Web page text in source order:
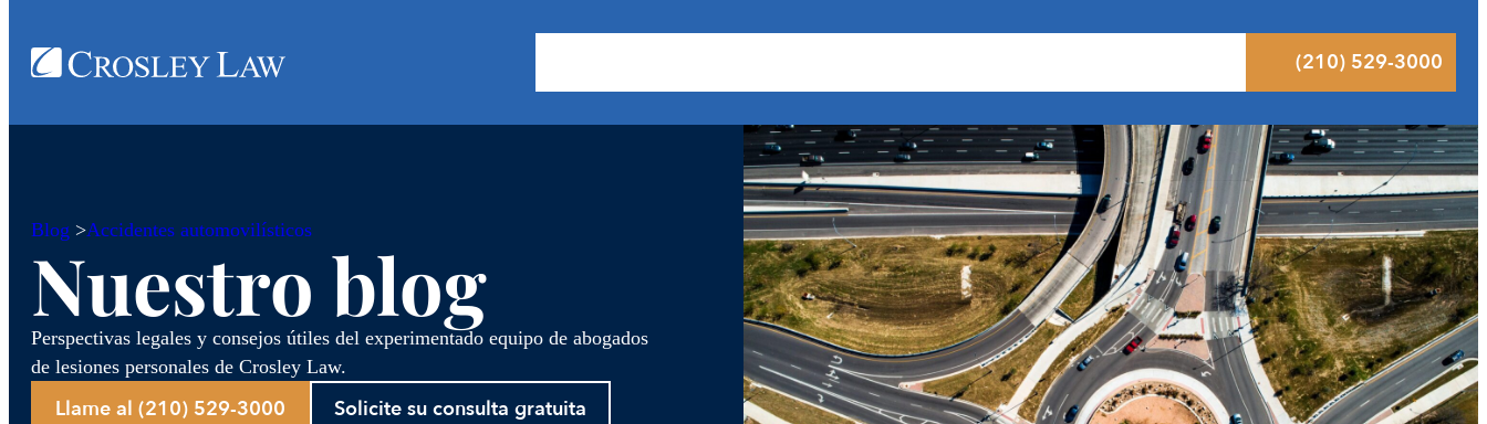
(210) 529-3000
Blog >Accidentes automovilísticos
Nuestro blog
Perspectivas legales y consejos útiles del experimentado equipo de abogados
de lesiones personales de Crosley Law.
Llame al (210) 529-3000 Solicite su consulta gratuita